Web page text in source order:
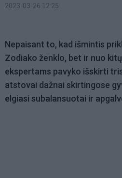
2023-03-26 12:25
Nepaisant to, kad išmintis
Zodiako ženklo, bet ir nuo
ekspertams pavyko išskirti
atstovai dažnai skirtingose
elgiasi subalansuotai ir